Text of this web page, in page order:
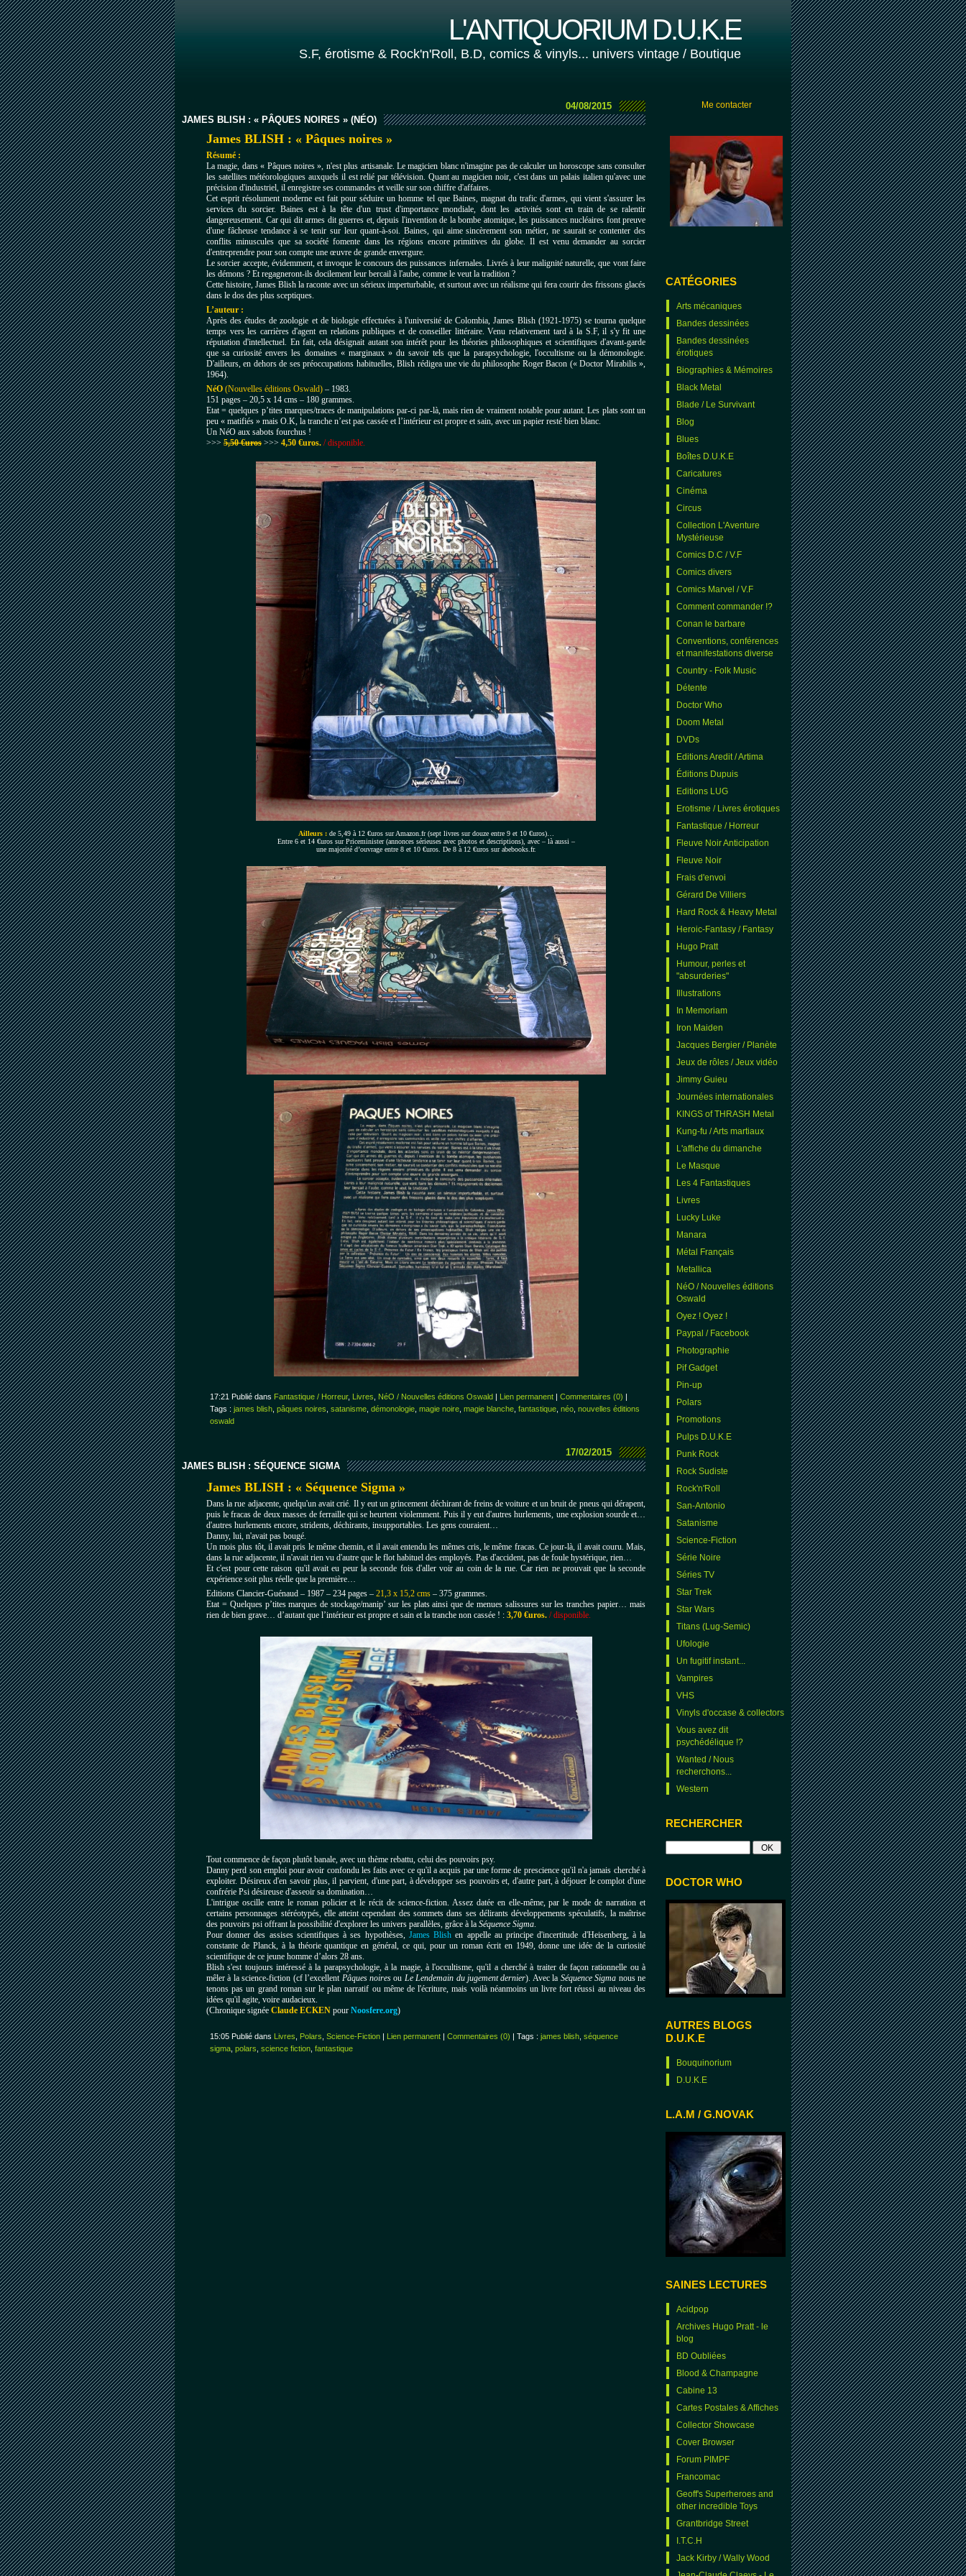
L'ANTIQUORIUM D.U.K.E
S.F, érotisme & Rock'n'Roll, B.D, comics & vinyls... univers vintage / Boutique
Me contacter
CATÉGORIES
Arts mécaniques
Bandes dessinées
Bandes dessinées
érotiques
Biographies & Mémoires
Black Metal
Blade / Le Survivant
Blog
Blues
Boîtes D.U.K.E
Caricatures
Cinéma
Circus
Collection L'Aventure
Mystérieuse
Comics D.C / V.F
Comics divers
Comics Marvel / V.F
Comment commander !?
Conan le barbare
Conventions, conférences
et manifestations diverse
Country - Folk Music
Détente
Doctor Who
Doom Metal
DVDs
Editions Aredit / Artima
Éditions Dupuis
Editions LUG
Erotisme / Livres érotiques
Fantastique / Horreur
Fleuve Noir Anticipation
Fleuve Noir
Frais d'envoi
Gérard De Villiers
Hard Rock & Heavy Metal
Heroic-Fantasy / Fantasy
Hugo Pratt
Humour, perles et
"absurderies"
Illustrations
In Memoriam
Iron Maiden
Jacques Bergier / Planète
Jeux de rôles / Jeux vidéo
Jimmy Guieu
Journées internationales
KINGS of THRASH Metal
Kung-fu / Arts martiaux
L'affiche du dimanche
Le Masque
Les 4 Fantastiques
Livres
Lucky Luke
Manara
Métal Français
Metallica
NéO / Nouvelles éditions
Oswald
Oyez ! Oyez !
Paypal / Facebook
Photographie
Pif Gadget
Pin-up
Polars
Promotions
Pulps D.U.K.E
Punk Rock
Rock Sudiste
Rock'n'Roll
San-Antonio
Satanisme
Science-Fiction
Série Noire
Séries TV
Star Trek
Star Wars
Titans (Lug-Semic)
Ufologie
Un fugitif instant...
Vampires
VHS
Vinyls d'occase & collectors
Vous avez dit
psychédélique !?
Wanted / Nous
recherchons...
Western
RECHERCHER
DOCTOR WHO
AUTRES BLOGS
D.U.K.E
Bouquinorium
D.U.K.E
L.A.M / G.NOVAK
SAINES LECTURES
Acidpop
Archives Hugo Pratt - le
blog
BD Oubliées
Blood & Champagne
Cabine 13
Cartes Postales & Affiches
Collector Showcase
Cover Browser
Forum PIMPF
Francomac
Geoff's Superheroes and
other incredible Toys
Grantbridge Street
I.T.C.H
Jack Kirby / Wally Wood
04/08/2015
JAMES BLISH : « PÂQUES NOIRES » (NÉO)
James BLISH : « Pâques noires »
Résumé :
La magie, dans « Pâques noires », n'est plus artisanale. Le magicien blanc n'imagine pas de calculer un horoscope sans consulter
les satellites météorologiques auxquels il est relié par télévision. Quant au magicien noir, c'est dans un palais italien qu'avec une
précision d'industriel, il enregistre ses commandes et veille sur son chiffre d'affaires.
Cet esprit résolument moderne est fait pour séduire un homme tel que Baines, magnat du trafic d'armes, qui vient s'assurer les
services du sorcier. Baines est à la tête d'un trust d'importance mondiale, dont les activités sont en train de se ralentir
dangereusement. Car qui dit armes dit guerres et, depuis l'invention de la bombe atomique, les puissances nucléaires font preuve
d'une fâcheuse tendance à se tenir sur leur quant-à-soi. Baines, qui aime sincèrement son métier, ne saurait se contenter des
conflits minuscules que sa société fomente dans les régions encore primitives du globe. Il est venu demander au sorcier
d'entreprendre pour son compte une œuvre de grande envergure.
Le sorcier accepte, évidemment, et invoque le concours des puissances infernales. Livrés à leur malignité naturelle, que vont faire
les démons ? Et regagneront-ils docilement leur bercail à l'aube, comme le veut la tradition ?
Cette histoire, James Blish la raconte avec un sérieux imperturbable, et surtout avec un réalisme qui fera courir des frissons glacés
dans le dos des plus sceptiques.
L’auteur :
Après des études de zoologie et de biologie effectuées à l'université de Colombia, James Blish (1921-1975) se tourna quelque
temps vers les carrières d'agent en relations publiques et de conseiller littéraire.Venu relativement tard à la S.F, il s'y fit une
réputation d'intellectuel. En fait, cela désignait autant son intérêt pour les théories philosophiques et scientifiques d'avant-garde
que sa curiosité envers les domaines « marginaux » du savoir tels que la parapsychologie, l'occultisme ou la démonologie.
D'ailleurs, en dehors de ses préoccupations habituelles, Blish rédigea une vie du philosophe Roger Bacon (« Doctor Mirabilis »,
1964).
NéO (Nouvelles éditions Oswald) – 1983.
151 pages – 20,5 x 14 cms – 180 grammes.
Etat = quelques p’tites marques/traces de manipulations par-ci par-là, mais rien de vraiment notable pour autant.Les plats sont un
peu « matifiés » mais O.K, la tranche n’est pas cassée et l’intérieur est propre et sain, avec un papier resté bien blanc.
Un NéO aux sabots fourchus !
>>> 5,50 €uros >>> 4,50 €uros. / disponible.
Ailleurs : de 5,49 à 12 €uros sur Amazon.fr (sept livres sur douze entre 9 et 10 €uros)…
Entre 6 et 14 €uros sur Priceminister (annonces sérieuses avec photos et descriptions), avec – là aussi –
une majorité d’ouvrage entre 8 et 10 €uros. De 8 à 12 €uros sur abebooks.fr.
17:21 Publié dans Fantastique / Horreur, Livres NéO / Nouvelles éditions Oswald Lien permanent Commentaires (0)
Tags : james blish pâques noires satanisme démonologie magie noire magie blanche fantastique néo nouvelles éditions
oswald
17/02/2015
JAMES BLISH : SÉQUENCE SIGMA
James BLISH : « Séquence Sigma »
Dans la rue adjacente, quelqu'un avait crié. Il y eut un grincement déchirant de freins de voiture et un bruit de pneus qui dérapent,
puis le fracas de deux masses de ferraille qui se heurtent violemment. Puis il y eut d'autres hurlements, une explosion sourde et…
d'autres hurlements encore, stridents, déchirants, insupportables. Les gens couraient…
Danny, lui, n'avait pas bougé.
Un mois plus tôt, il avait pris le même chemin, et il avait entendu les mêmes cris, le même fracas. Ce jour-là, il avait couru. Mais,
dans la rue adjacente, il n'avait rien vu d'autre que le flot habituel des employés. Pas d'accident, pas de foule hystérique, rien…
Et c'est pour cette raison qu'il avait eu peur la seconde fois d'aller voir au coin de la rue. Car rien ne prouvait que la seconde
expérience soit plus réelle que la première…
Editions Clancier-Guénaud – 1987 – 234 pages – 21,3 x 15,2 cms – 375 grammes.
Etat = Quelques p’tites marques de stockage/manip’ sur les plats ainsi que de menues salissures sur les tranches papier… mais
rien de bien grave… d’autant que l’intérieur est propre et sain et la tranche non cassée ! : 3,70 €uros. / disponible.
Tout commence de façon plutôt banale, avec un thème rebattu, celui des pouvoirs psy.
Danny perd son emploi pour avoir confondu les faits avec ce qu'il a acquis par une forme de prescience qu'il n'a jamais cherché à
exploiter. Désireux d'en savoir plus, il parvient, d'une part, à développer ses pouvoirs et, d'autre part, à déjouer le complot d'une
confrérie Psi désireuse d'asseoir sa domination…
L'intrigue oscille entre le roman policier et le récit de science-fiction. Assez datée en elle-même, par le mode de narration et
certains personnages stéréotypés, elle atteint cependant des sommets dans ses délirants développements spéculatifs, la maîtrise
des pouvoirs psi offrant la possibilité d'explorer les univers parallèles, grâce à la Séquence Sigma.
Pour donner des assises scientifiques à ses hypothèses, James Blish en appelle au principe d'incertitude d'Heisenberg, à la
constante de Planck, à la théorie quantique en général, ce qui, pour un roman écrit en 1949, donne une idée de la curiosité
scientifique de ce jeune homme d’alors 28 ans.
Blish s'est toujours intéressé à la parapsychologie, à la magie, à l'occultisme, qu'il a cherché à traiter de façon rationnelle ou à
mêler à la science-fiction (cf l’excellent Pâques noiresou Le Lendemain du jugement dernier). Avec la Séquence Sigma nous ne
tenons pas un grand roman sur le plan narratif ou même de l'écriture, mais voilà néanmoins un livre fort réussi au niveau des
idées qu'il agite, voire audacieux.
(Chronique signée Claude ECKEN pour Noosfere.org)
15:05 Publié dans Livres Polars Science-Fiction | Lien permanent | Commentaires (0) | Tags : james blish séquence
sigma polars science fiction fantastique